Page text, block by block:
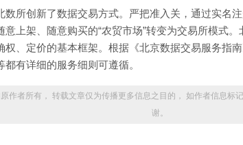
数所创新了数据交易方式。严把准入关，通过实名
意上架、随意购买的“农贸市场”转变为交易所模式
权、定价的基本框架。根据《北京数据交易服务指
有详细的服务细则可遵循。
作者所有， 转载文章仅为传播更多信息之目的， 如作者信息标
谢。